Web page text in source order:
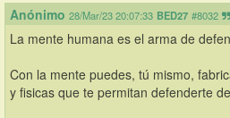
Anónimo 28/Mar/23 20:07:33 BED27 #8032
La mente humana es el arma de
Con la mente puedes, tú mismo,
y fisicas que te permitan defenderte